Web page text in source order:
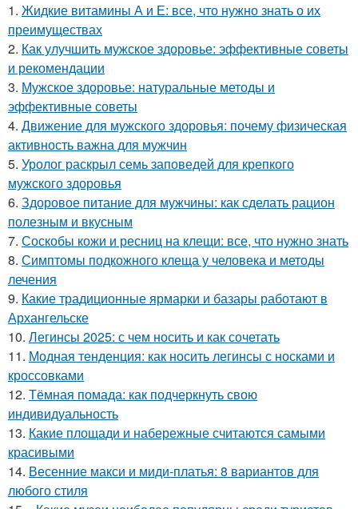
1. Жидкие витамины А и Е: все, что нужно знать о их
преимуществах
2. Как улучшить мужское здоровье: эффективные советы
и рекомендации
3. Мужское здоровье: натуральные методы и
эффективные советы
4. Движение для мужского здоровья: почему физическая
активность важна для мужчин
5. Уролог раскрыл семь заповедей для крепкого
мужского здоровья
6. Здоровое питание для мужчины: как сделать рацион
полезным и вкусным
7. Соскобы кожи и ресниц на клещи: все, что нужно знать
8. Симптомы подкожного клеща у человека и методы
лечения
9. Какие традиционные ярмарки и базары работают в
Архангельске
10. Легинсы 2025: с чем носить и как сочетать
11. Модная тенденция: как носить легинсы с носками и
кроссовками
12. Тёмная помада: как подчеркнуть свою
индивидуальность
13. Какие площади и набережные считаются самыми
красивыми
14. Весенние макси и миди-платья: 8 вариантов для
любого стиля